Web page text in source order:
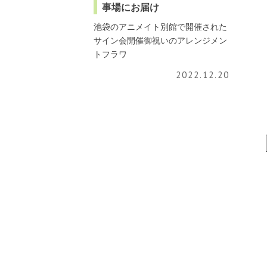
事場にお届け
池袋のアニメイト別館で開催された
サイン会開催御祝いのアレンジメン
トフラワ
2022.12.20